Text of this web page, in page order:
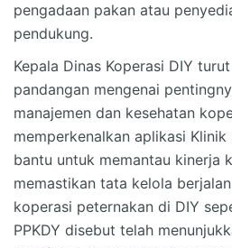
pengadaan pakan atau
pendukung.
Kepala Dinas Koperasi DIY
pandangan mengenai
manajemen dan kesehatan
memperkenalkan aplikasi
bantu untuk memantau kinerja
memastikan tata kelola
koperasi peternakan di DIY
PPKDY disebut telah